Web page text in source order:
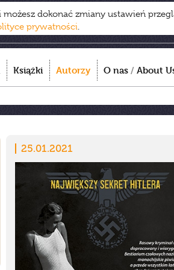
dokonać zmiany ustawień
prywatności.
Książki Autorzy O nas / About
25.01.2021